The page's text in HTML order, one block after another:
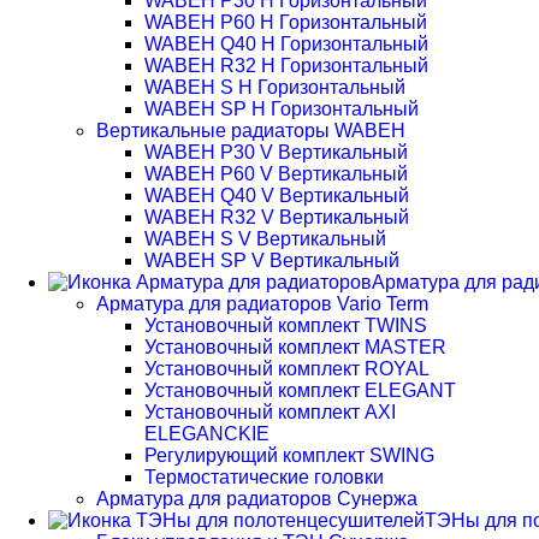
WABEH P60 H Горизонтальный
WABEH Q40 H Горизонтальный
WABEH R32 H Горизонтальный
WABEH S H Горизонтальный
WABEH SP H Горизонтальный
Вертикальные радиаторы WABEH
WABEH P30 V Вертикальный
WABEH P60 V Вертикальный
WABEH Q40 V Вертикальный
WABEH R32 V Вертикальный
WABEH S V Вертикальный
WABEH SP V Вертикальный
Арматура для
Арматура для радиаторов Vario Term
Установочный комплект TWINS
Установочный комплект MASTER
Установочный комплект ROYAL
Установочный комплект ELEGANT
Установочный комплект AXI
ELEGANCKIE
Регулирующий комплект SWING
Термостатические головки
Арматура для радиаторов Сунержа
ТЭНы для